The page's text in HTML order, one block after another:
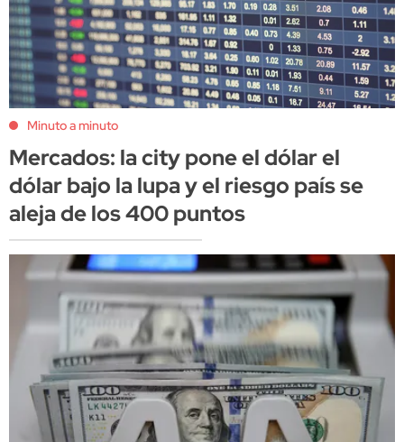
Minuto a minuto
Mercados: la city pone el dólar el
dólar bajo la lupa y el riesgo país se
aleja de los 400 puntos